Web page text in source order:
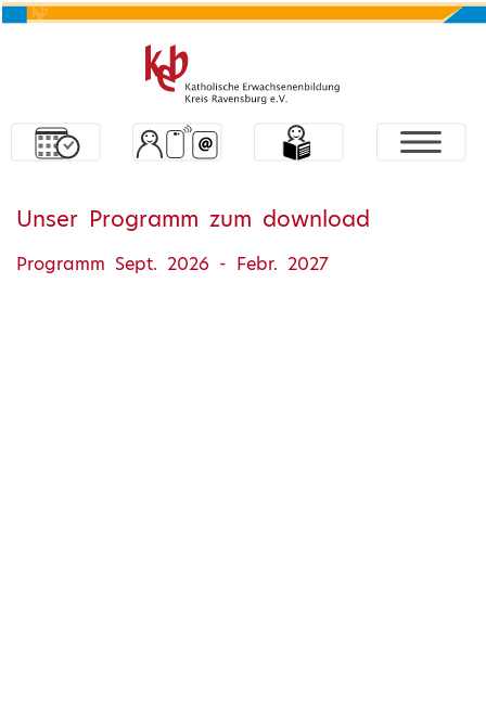
Unser Programm zum download
Programm Sept. 2026 - Febr. 2027